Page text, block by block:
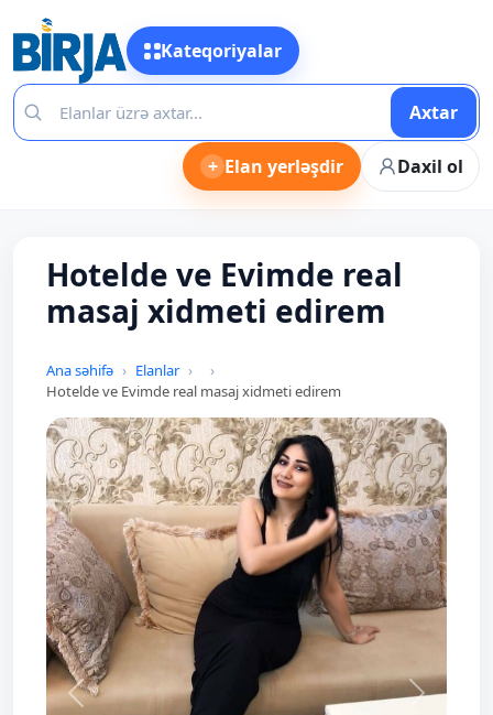
Kateqoriyalar
Axtar
+ Elan yerləşdir Daxil ol
Hotelde ve Evimde real
masaj xidmeti edirem
Ana səhifə
Elanlar
Hotelde ve Evimde real masaj xidmeti edirem
Prev Next